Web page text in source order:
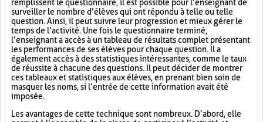
remplissent le questionnaire, il est possible pour l’enseignant de
surveiller le nombre d’élèves qui ont répondu à telle ou telle
question. Ainsi, il peut suivre leur progression et mieux gérer le
temps de l’activité. Une fois le questionnaire terminé,
l’enseignant a accès à un tableau de résultats complet présentant
les performances de ses élèves pour chaque question. Il a
également accès à des statistiques intéressantes, comme le taux
de réussite à chacune des questions. Il peut décider de montrer
ces tableaux et statistiques aux élèves, en prenant bien soin de
masquer les noms, si l’entrée de cette information avait été
imposée.
Les avantages de cette technique sont nombreux. D’abord, elle